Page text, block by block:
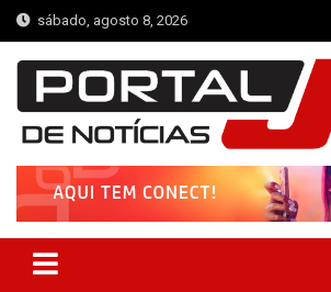
Skip
to
content
sábado, agosto 8, 2026
Portal de Notícias JB
Notícias de Simplício Mendes e Região